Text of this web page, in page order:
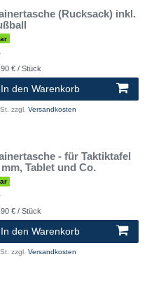
(Rucksack) inkl.
€ / Stück
In den Warenkorb
zzgl. Versandkosten
- für Taktiktafel
Tablet und Co.
€ / Stück
In den Warenkorb
zzgl. Versandkosten